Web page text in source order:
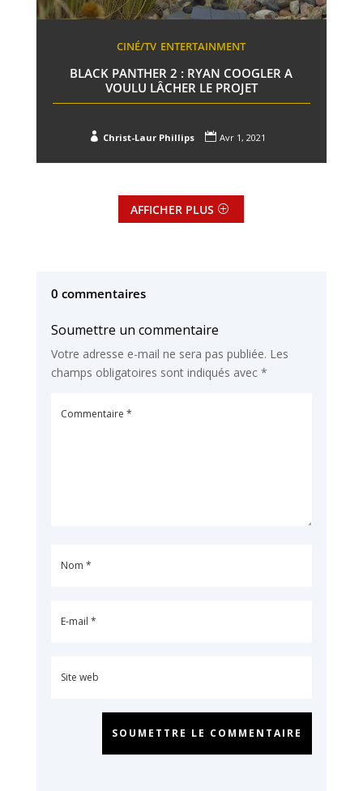
CINÉ/TV ENTERTAINMENT
BLACK PANTHER 2 : RYAN COOGLER A
VOULU LÂCHER LE PROJET
 Christ-Laur Phillips  Avr 1, 2021
AFFICHER PLUS
0 commentaires
Soumettre un commentaire
Votre adresse e-mail ne sera pas publiée. Les
champs obligatoires sont indiqués avec *
SOUMETTRE LE COMMENTAIRE